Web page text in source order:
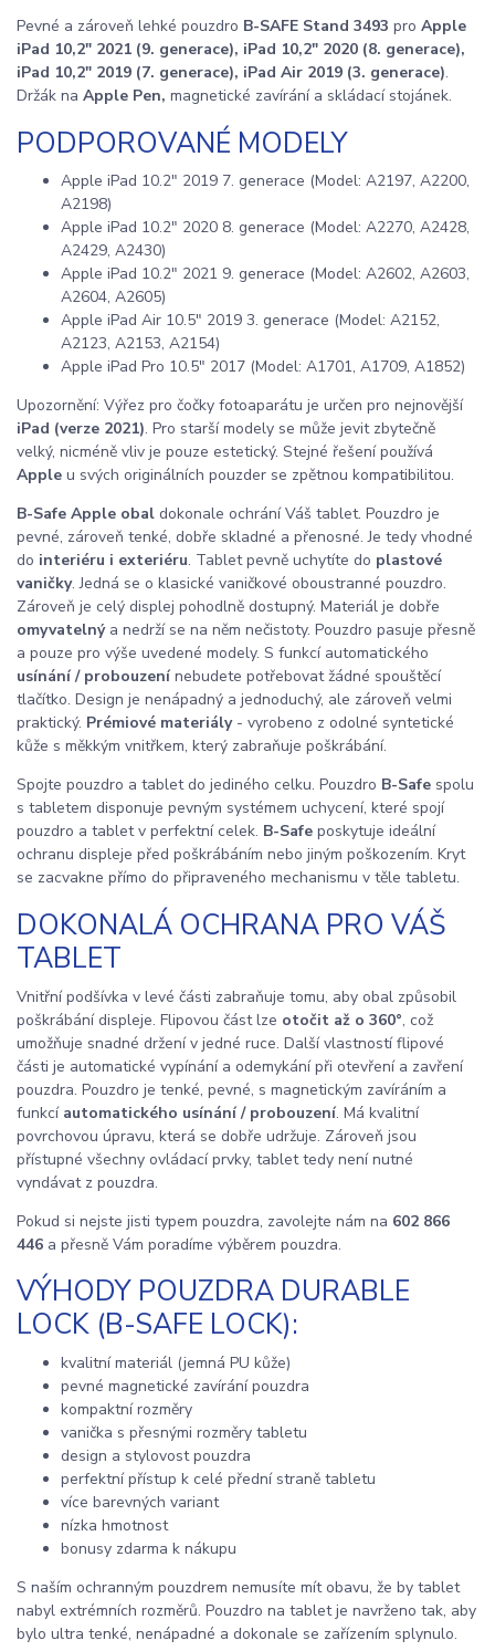
Pevné a zároveň lehké pouzdro B-SAFE Stand 3493 pro Apple
iPad 10,2" 2021 (9. generace), iPad 10,2" 2020 (8. generace),
iPad 10,2" 2019 (7. generace), iPad Air 2019 (3. generace).
Držák na Apple Pen, magnetické zavírání a skládací stojánek.
PODPOROVANÉ MODELY
Apple iPad 10.2" 2019 7. generace (Model: A2197, A2200,
A2198)
Apple iPad 10.2" 2020 8. generace (Model: A2270, A2428,
A2429, A2430)
Apple iPad 10.2" 2021 9. generace (Model: A2602, A2603,
A2604, A2605)
Apple iPad Air 10.5" 2019 3. generace (Model: A2152,
A2123, A2153, A2154)
Apple iPad Pro 10.5" 2017 (Model: A1701, A1709, A1852)
Upozornění: Výřez pro čočky fotoaparátu je určen pro nejnovější
iPad (verze 2021). Pro starší modely se může jevit zbytečně
velký, nicméně vliv je pouze estetický. Stejné řešení používá
Apple u svých originálních pouzder se zpětnou kompatibilitou.
B-Safe Apple obal dokonale ochrání Váš tablet. Pouzdro je
pevné, zároveň tenké, dobře skladné a přenosné. Je tedy vhodné
do interiéru i exteriéru. Tablet pevně uchytíte do plastové
vaničky. Jedná se o klasické vaničkové oboustranné pouzdro.
Zároveň je celý displej pohodlně dostupný. Materiál je dobře
omyvatelný a nedrží se na něm nečistoty. Pouzdro pasuje přesně
a pouze pro výše uvedené modely. S funkcí automatického
usínání / probouzenínebudete potřebovat žádné spouštěcí
tlačítko. Design je nenápadný a jednoduchý, ale zároveň velmi
praktický. Prémiové materiály- vyrobeno z odolné syntetické
kůže s měkkým vnitřkem, který zabraňuje poškrábání.
Spojte pouzdro a tablet do jediného celku. Pouzdro B-Safe spolu
s tabletem disponuje pevným systémem uchycení, které spojí
pouzdro a tablet v perfektní celek. B-Safe poskytuje ideální
ochranu displeje před poškrábáním nebo jiným poškozením. Kryt
se zacvakne přímo do připraveného mechanismu v těle tabletu.
DOKONALÁ OCHRANA PRO VÁŠ
TABLET
Vnitřní podšívka v levé části zabraňuje tomu, aby obal způsobil
poškrábání displeje. Flipovou část lze otočit až o 360°, což
umožňuje snadné držení v jedné ruce. Další vlastností flipové
části je automatické vypínání a odemykání při otevření a zavření
pouzdra. Pouzdro je tenké, pevné, s magnetickým zavíráním a
funkcí automatického usínání / probouzení. Má kvalitní
povrchovou úpravu, která se dobře udržuje. Zároveň jsou
přístupné všechny ovládací prvky, tablet tedy není nutné
vyndávat z pouzdra.
Pokud si nejste jisti typem pouzdra, zavolejte nám na 602 866
446 a přesně Vám poradíme výběrem pouzdra.
VÝHODY POUZDRA DURABLE
LOCK (B-SAFE LOCK):
kvalitní materiál (jemná PU kůže)
pevné magnetické zavírání pouzdra
kompaktní rozměry
vanička s přesnými rozměry tabletu
design a stylovost pouzdra
perfektní přístup k celé přední straně tabletu
více barevných variant
nízka hmotnost
bonusy zdarma k nákupu
S naším ochranným pouzdrem nemusíte mít obavu, že by tablet
nabyl extrémních rozměrů. Pouzdro na tablet je navrženo tak, aby
bylo ultra tenké, nenápadné a dokonale se zařízením splynulo.